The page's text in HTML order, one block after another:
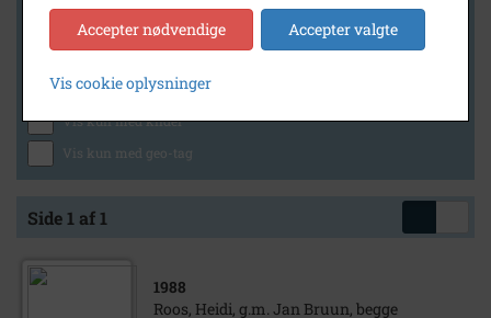
Vis kun med billeder
Vis kun med lydklip
Vis kun med kilder
Vis kun med geo-tag
Side 1 af 1
1988
Roos, Heidi, g.m. Jan Bruun, begge
Accepter nødvendige Accepter valgte
Vis cookie oplysninger